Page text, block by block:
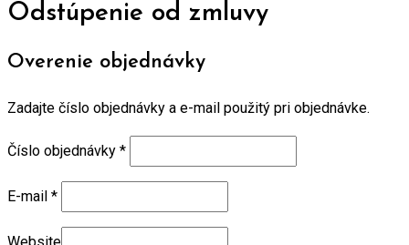
Odstúpenie od zmluvy
Overenie objednávky
Zadajte číslo objednávky a e-mail použitý pri objednávke.
Číslo objednávky *
E-mail *